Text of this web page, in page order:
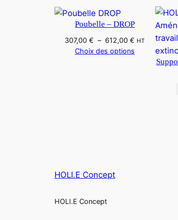
Poubelle – DROP
307,00€ – 612,00€ HT
Choix des options
HOLI.E Concept
HOLI.E Concept